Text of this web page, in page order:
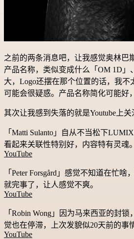
之前的两条消息吧，让我感觉奥林巴
产品名称，类似变成什么「OM 1D
大，Logo还摆在那个位置的话，我
可能会很疑惑。产品名称简化可能好
其次让我感到失落的就是Youtube上
「Matti Sulanto」自从不当松下
看起来关联性特别好，内容特有灵魂
YouTube
「Peter Forsgård」感觉不知道在忙
就完事了，让人感觉不爽。
YouTube
「Robin Wong」因为马来西亚的封
觉也在停滞，上次发貌似20天前的事
YouTube